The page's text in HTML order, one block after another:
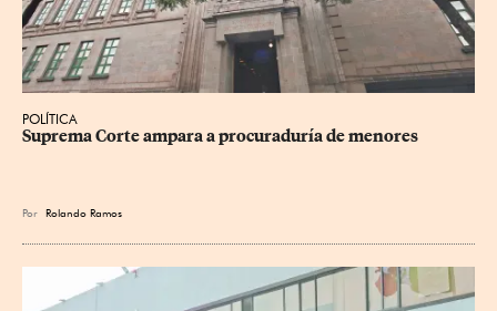
POLÍTICA
Suprema Corte ampara a procuraduría de menores
Por Rolando Ramos